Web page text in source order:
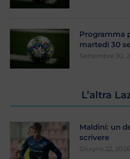
Programma
martedì 30
Settembre 30,
L’altra
Maldini: un
scrivere
Giugno 22, 2026